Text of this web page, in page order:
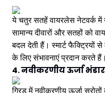
ये चतुर सतहें वायरलेस नेटवर्क में
सामान्य दीवारों और सतहों को
बदल देती हैं। स्मार्ट फैक्ट्रियों
के लिए संभावनाएं प्रदान करते हैं।
4. नवीकरणीय ऊर्जा
ग्रिड में नवीकरणीय ऊर्जा